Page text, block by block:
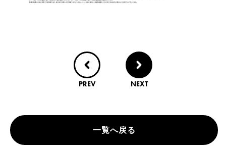
PREV NEXT
一覧へ戻る